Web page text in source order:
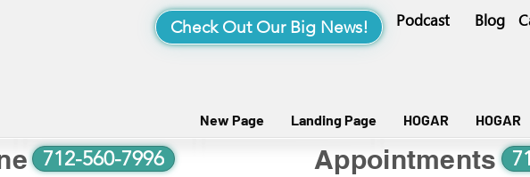
Check Out Our Big News! Podcast Blog
New Page Landing Page HOGAR HOGAR
712-560-7996 Appointments